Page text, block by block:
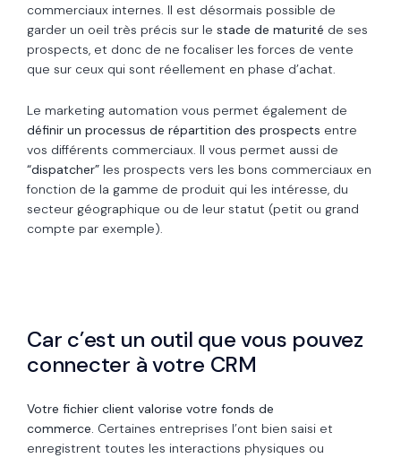
commerciaux internes. Il est désormais possible de
garder un oeil très précis sur le stade de maturité de ses
prospects, et donc de ne focaliser les forces de vente
que sur ceux qui sont réellement en phase d’achat.
Le marketing automation vous permet également de
définir un processus de répartition des prospects entre
vos différents commerciaux. Il vous permet aussi de
“dispatcher” les prospects vers les bons commerciaux en
fonction de la gamme de produit qui les intéresse, du
secteur géographique ou de leur statut (petit ou grand
compte par exemple).
Car c’est un outil que vous pouvez
connecter à votre CRM
Votre fichier client valorise votre fonds de
commerce. Certaines entreprises l’ont bien saisi et
enregistrent toutes les interactions physiques ou